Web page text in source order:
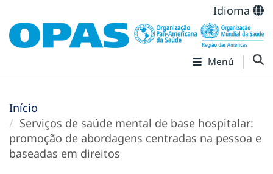
Idioma
Menú
Início
Serviços de saúde mental de base hospitalar:
promoção de abordagens centradas na pessoa e
baseadas em direitos